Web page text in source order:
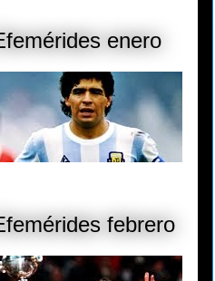
enero
febrero